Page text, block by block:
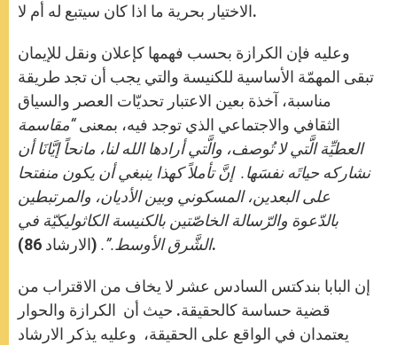
الاختيار بحرية ما اذا كان سيتبع له أم لا.
وعليه فإن الكرازة بحسب فهمها كإعلان ونقل للإيمان
تبقى المهمّة الأساسية للكنيسة والتي يجب أن تجد طريقة
مناسبة، آخذة بعين الاعتبار تحديّات العصر والسياق
الثقافي والاجتماعي الذي توجد فيه، بمعنى“مقاسمة
العطيِّة الَّتي لا تُوصف، والَّتي أرادها الله لنا، مانحاً إيَّانَا أن
نشاركه حياتَه نفسَها. إنَّ تأملاً كهذا ينبغي أن يكون منفتحا
على البعدين، المسكوني وبين الأديان، والمرتبطين
بالدّعوة والرّسالة الخاصّتين بالكنيسة الكاثوليكيّة في
الشَّرق الأوسط.”.(الارشاد 86).
إن البابا بندكتس السادس عشر لا يخاف من الاقتراب من
قضية حساسة كالحقيقة. حيث أن الكرازة والحوار
يعتمدان في الواقع على الحقيقة، وعليه يذكر الارشاد